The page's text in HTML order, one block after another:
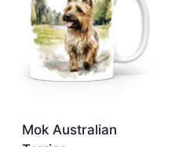
Mok Australian